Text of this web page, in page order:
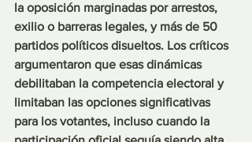
la oposición marginadas por arrestos,
exilio o barreras legales, y más de 50
partidos políticos disueltos. Los críticos
argumentaron que esas dinámicas
debilitaban la competencia electoral y
limitaban las opciones significativas
para los votantes, incluso cuando la